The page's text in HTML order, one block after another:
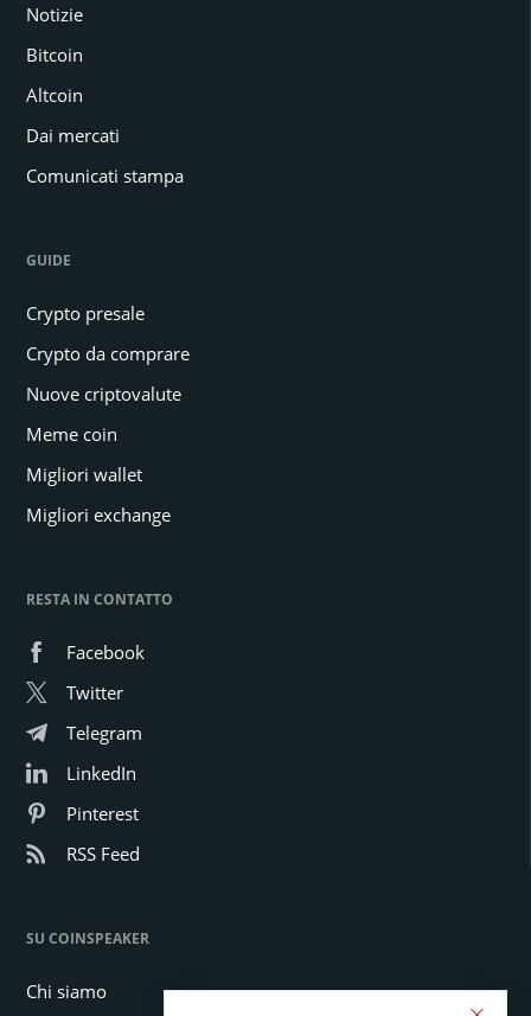
Notizie
Bitcoin
Altcoin
Dai mercati
Comunicati stampa
GUIDE
Crypto presale
Crypto da comprare
Nuove criptovalute
Meme coin
Migliori wallet
Migliori exchange
RESTA IN CONTATTO
Facebook
Twitter
Telegram
LinkedIn
Pinterest
RSS Feed
SU COINSPEAKER
Chi siamo